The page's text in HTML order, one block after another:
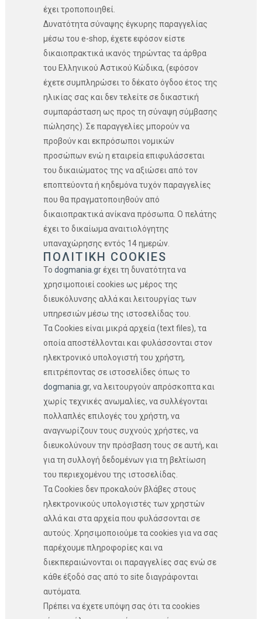
έχει τροποποιηθεί.
Δυνατότητα σύναψης έγκυρης παραγγελίας
μέσω του e-shop, έχετε εφόσον είστε
δικαιοπρακτικά ικανός τηρώντας τα άρθρα
του Ελληνικού Αστικού Κώδικα, (εφόσον
έχετε συμπληρώσει το δέκατο όγδοο έτος της
ηλικίας σας και δεν τελείτε σε δικαστική
συμπαράσταση ως προς τη σύναψη σύμβασης
πώλησης). Σε παραγγελίες μπορούν να
προβούν και εκπρόσωποι νομικών
προσώπων ενώ η εταιρεία επιφυλάσσεται
του δικαιώματος της να αξιώσει από τον
εποπτεύοντα ή κηδεμόνα τυχόν παραγγελίες
που θα πραγματοποιηθούν από
δικαιοπρακτικά ανίκανα πρόσωπα. O πελάτης
έχει το δικαίωμα αναιτιολόγητης
υπαναχώρησης εντός 14 ημερών.
ΠΟΛΙΤΙΚΗ COOKIES
Το dogmania.grέχει τη δυνατότητα να
χρησιμοποιεί cookies ως μέρος της
διευκόλυνσης αλλά και λειτουργίας των
υπηρεσιών μέσω της ιστοσελίδας του.
Τα Cookies είναι μικρά αρχεία (text files), τα
οποία απoστέλλονται και φυλάσσονται στον
ηλεκτρονικό υπολογιστή του χρήστη,
επιτρέποντας σε ιστοσελίδες όπως το
dogmania.gr, να λειτουργούν απρόσκοπτα και
χωρίς τεχνικές ανωμαλίες, να συλλέγονται
πολλαπλές επιλογές του χρήστη, να
αναγνωρίζουν τους συχνούς χρήστες, να
διευκολύνουν την πρόσβαση τους σε αυτή, και
για τη συλλογή δεδομένων για τη βελτίωση
του περιεχομένου της ιστοσελίδας.
Τα Cookies δεν προκαλούν βλάβες στους
ηλεκτρονικούς υπολογιστές των χρηστών
αλλά και στα αρχεία που φυλάσσονται σε
αυτούς. Χρησιμοποιούμε τα cookies για να σας
παρέχουμε πληροφορίες και να
διεκπεραιώνονται οι παραγγελίες σας ενώ σε
κάθε έξοδό σας από το site διαγράφονται
αυτόματα.
Πρέπει να έχετε υπόψη σας ότι τα cookies